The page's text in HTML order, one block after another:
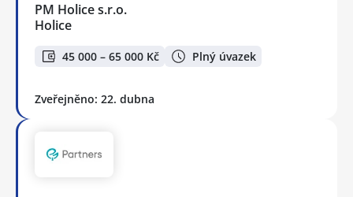
PM Holice s.r.o.
Holice
45 000 – 65 000 Kč Plný úvazek
Zveřejněno: 22. dubna